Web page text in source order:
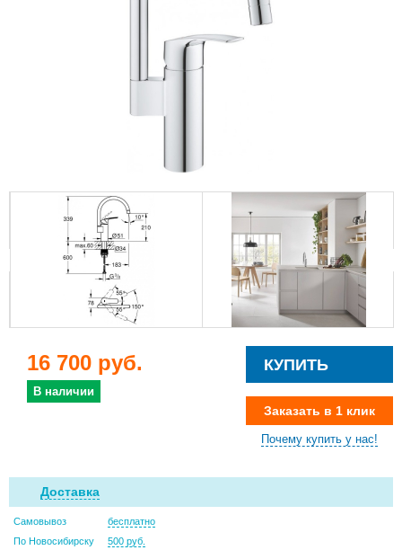
16 700 руб.
В наличии
КУПИТЬ
Заказать в 1 клик
Почему купить у нас!
Доставка
Самовывоз
бесплатно
По Новосибирску
500 руб.